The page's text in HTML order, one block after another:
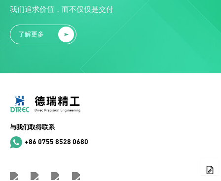
我们追求价值，而不仅仅是交付
了解更多
与我们取得联系
+86 0755 8528 0680